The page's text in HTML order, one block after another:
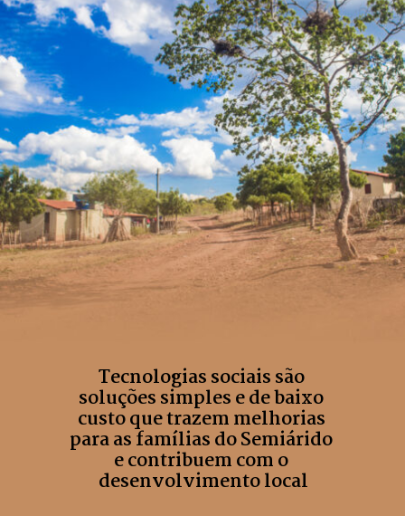
Tecnologias sociais são
soluções simples e de baixo
custo que trazem melhorias
para as famílias do Semiárido
e contribuem com o
desenvolvimento local